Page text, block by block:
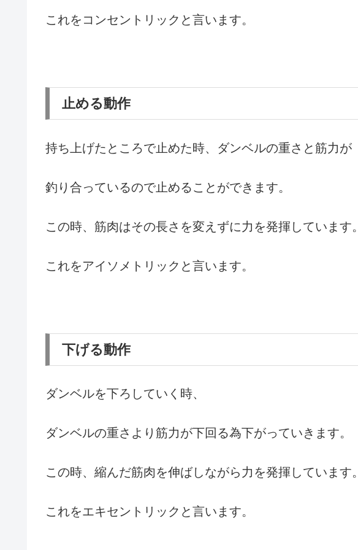
これをコンセントリックと言います。
止める動作
持ち上げたところで止めた時、ダンベルの重さと筋力が
釣り合っているので止めることができます。
この時、筋肉はその長さを変えずに力を発揮しています。
これをアイソメトリックと言います。
下げる動作
ダンベルを下ろしていく時、
ダンベルの重さより筋力が下回る為下がっていきます。
この時、縮んだ筋肉を伸ばしながら力を発揮しています。
これをエキセントリックと言います。